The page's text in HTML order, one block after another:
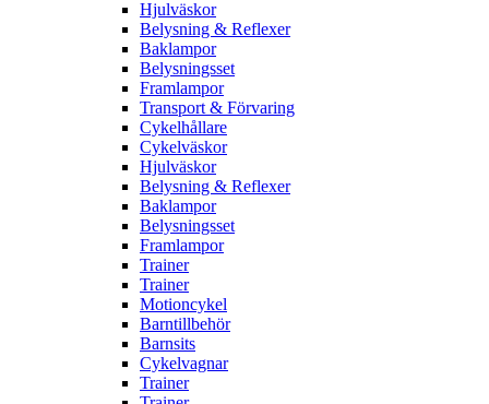
Hjulväskor
Belysning & Reflexer
Baklampor
Belysningsset
Framlampor
Transport & Förvaring
Cykelhållare
Cykelväskor
Hjulväskor
Belysning & Reflexer
Baklampor
Belysningsset
Framlampor
Trainer
Trainer
Motioncykel
Barntillbehör
Barnsits
Cykelvagnar
Trainer